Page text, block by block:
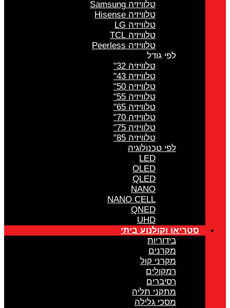
לפי טכנולוגיה
NANO CELL
סטריאו וקולנוע ביתי
מקרני קול
מתקני תליה
מסכי גלילה